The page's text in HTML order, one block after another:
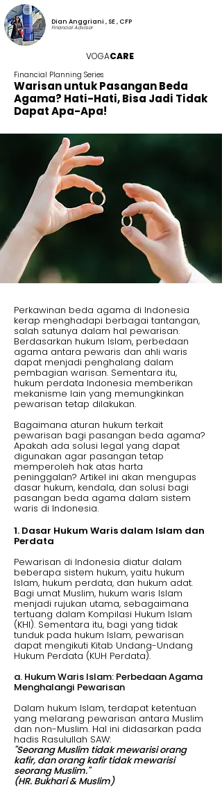
VOGACARE
Dian Anggriani , SE , CFP
Financial Advisor
Financial Planning Series
Warisan untuk Pasangan Beda
Agama? Hati-Hati, Bisa Jadi Tidak
Dapat Apa-Apa!
Perkawinan beda agama di Indonesia
kerap menghadapi berbagai tantangan,
salah satunya dalam hal pewarisan.
Berdasarkan hukum Islam, perbedaan
agama antara pewaris dan ahli waris
dapat menjadi penghalang dalam
pembagian warisan. Sementara itu,
hukum perdata Indonesia memberikan
mekanisme lain yang memungkinkan
pewarisan tetap dilakukan.
Bagaimana aturan hukum terkait
pewarisan bagi pasangan beda agama?
Apakah ada solusi legal yang dapat
digunakan agar pasangan tetap
memperoleh hak atas harta
peninggalan? Artikel ini akan mengupas
dasar hukum, kendala, dan solusi bagi
pasangan beda agama dalam sistem
waris di Indonesia.
1. Dasar Hukum Waris dalam Islam dan
Perdata
Pewarisan di Indonesia diatur dalam
beberapa sistem hukum, yaitu hukum
Islam, hukum perdata, dan hukum adat.
Bagi umat Muslim, hukum waris Islam
menjadi rujukan utama, sebagaimana
tertuang dalam Kompilasi Hukum Islam
(KHI). Sementara itu, bagi yang tidak
tunduk pada hukum Islam, pewarisan
dapat mengikuti Kitab Undang-Undang
Hukum Perdata (KUH Perdata).
a. Hukum Waris Islam: Perbedaan Agama
Menghalangi Pewarisan
Dalam hukum Islam, terdapat ketentuan
yang melarang pewarisan antara Muslim
dan non-Muslim. Hal ini didasarkan pada
hadis Rasulullah SAW:
"Seorang Muslim tidak mewarisi orang
kafir, dan orang kafir tidak mewarisi
seorang Muslim."
(HR. Bukhari & Muslim)